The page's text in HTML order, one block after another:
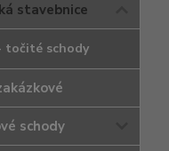
stavebnice
točité schody
schody